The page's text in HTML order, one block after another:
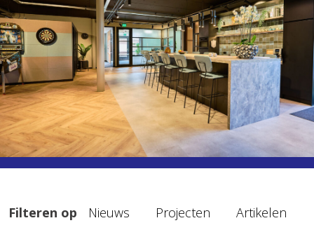
Filteren op Nieuws Projecten Artikelen